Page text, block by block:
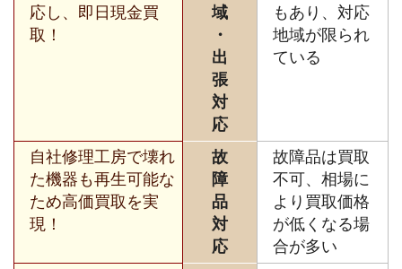
応し、即日現金買
取！
域
・
出
張
対
応
もあり、対応
地域が限られ
ている
自社修理工房で壊れ
た機器も再生可能な
ため高価買取を実
現！
故
障
品
対
応
故障品は買取
不可、相場に
より買取価格
が低くなる場
合が多い